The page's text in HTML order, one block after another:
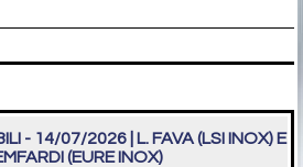
- 14/07/2026 | L. FAVA (LSI INOX) E
(EURE INOX)